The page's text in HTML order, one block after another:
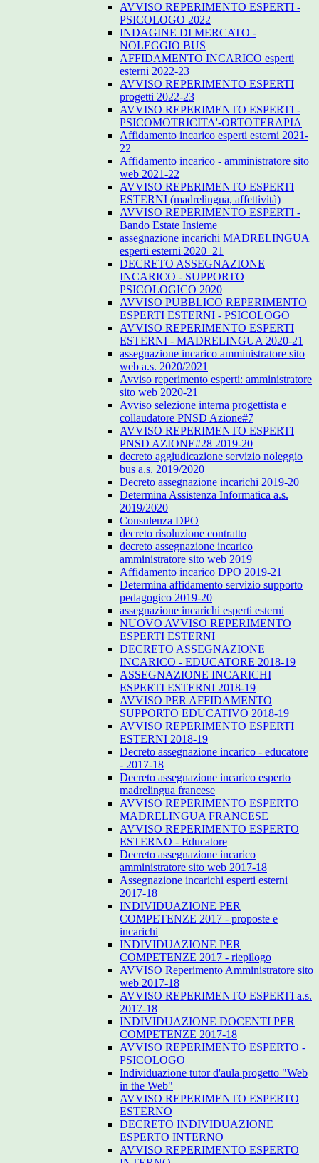
AVVISO REPERIMENTO ESPERTI -
PSICOLOGO 2022
INDAGINE DI MERCATO -
NOLEGGIO BUS
AFFIDAMENTO INCARICO esperti
esterni 2022-23
AVVISO REPERIMENTO ESPERTI
progetti 2022-23
AVVISO REPERIMENTO ESPERTI -
PSICOMOTRICITA'-ORTOTERAPIA
Affidamento incarico esperti esterni 2021-
22
Affidamento incarico - amministratore sito
web 2021-22
AVVISO REPERIMENTO ESPERTI
ESTERNI (madrelingua, affettività)
AVVISO REPERIMENTO ESPERTI -
Bando Estate Insieme
assegnazione incarichi MADRELINGUA
esperti esterni 2020_21
DECRETO ASSEGNAZIONE
INCARICO - SUPPORTO
PSICOLOGICO 2020
AVVISO PUBBLICO REPERIMENTO
ESPERTI ESTERNI - PSICOLOGO
AVVISO REPERIMENTO ESPERTI
ESTERNI - MADRELINGUA 2020-21
assegnazione incarico amministratore sito
web a.s. 2020/2021
Avviso reperimento esperti: amministratore
sito web 2020-21
Avviso selezione interna progettista e
collaudatore PNSD Azione#7
AVVISO REPERIMENTO ESPERTI
PNSD AZIONE#28 2019-20
decreto aggiudicazione servizio noleggio
bus a.s. 2019/2020
Decreto assegnazione incarichi 2019-20
Determina Assistenza Informatica a.s.
2019/2020
Consulenza DPO
decreto risoluzione contratto
decreto assegnazione incarico
amministratore sito web 2019
Affidamento incarico DPO 2019-21
Determina affidamento servizio supporto
pedagogico 2019-20
assegnazione incarichi esperti esterni
NUOVO AVVISO REPERIMENTO
ESPERTI ESTERNI
DECRETO ASSEGNAZIONE
INCARICO - EDUCATORE 2018-19
ASSEGNAZIONE INCARICHI
ESPERTI ESTERNI 2018-19
AVVISO PER AFFIDAMENTO
SUPPORTO EDUCATIVO 2018-19
AVVISO REPERIMENTO ESPERTI
ESTERNI 2018-19
Decreto assegnazione incarico - educatore
- 2017-18
Decreto assegnazione incarico esperto
madrelingua francese
AVVISO REPERIMENTO ESPERTO
MADRELINGUA FRANCESE
AVVISO REPERIMENTO ESPERTO
ESTERNO - Educatore
Decreto assegnazione incarico
amministratore sito web 2017-18
Assegnazione incarichi esperti esterni
2017-18
INDIVIDUAZIONE PER
COMPETENZE 2017 - proposte e
incarichi
INDIVIDUAZIONE PER
COMPETENZE 2017 - riepilogo
AVVISO Reperimento Amministratore sito
web 2017-18
AVVISO REPERIMENTO ESPERTI a.s.
2017-18
INDIVIDUAZIONE DOCENTI PER
COMPETENZE 2017-18
AVVISO REPERIMENTO ESPERTO -
PSICOLOGO
Individuazione tutor d'aula progetto "Web
in the Web"
AVVISO REPERIMENTO ESPERTO
ESTERNO
DECRETO INDIVIDUAZIONE
ESPERTO INTERNO
AVVISO REPERIMENTO ESPERTO